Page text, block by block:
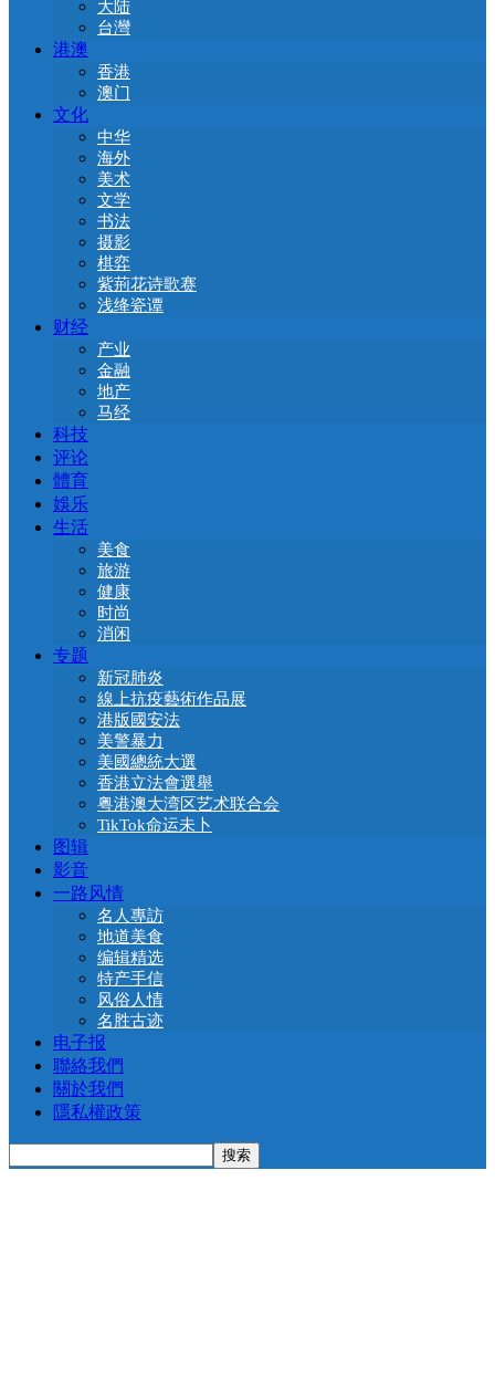
大陆
台灣
港澳
香港
澳门
文化
中华
海外
美术
文学
书法
摄影
棋弈
紫荊花诗歌赛
浅绛瓷谭
财经
产业
金融
地产
马经
科技
评论
體育
娛乐
生活
美食
旅游
健康
时尚
消闲
专题
新冠肺炎
線上抗疫藝術作品展
港版國安法
美警暴力
美國總統大選
香港立法會選舉
粤港澳大湾区艺术联合会
TikTok命运未卜
图辑
影音
一路风情
名人專訪
地道美食
编辑精选
特产手信
风俗人情
名胜古迹
电子报
聯絡我們
關於我們
隱私權政策